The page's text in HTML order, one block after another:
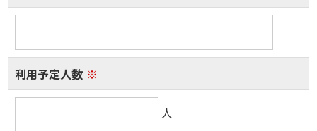
利用予定人数 ※
人